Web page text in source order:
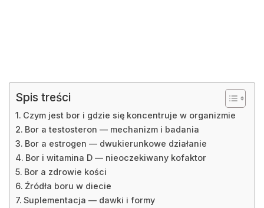
Spis treści
Czym jest bor i gdzie się koncentruje w organizmie
Bor a testosteron — mechanizm i badania
Bor a estrogen — dwukierunkowe działanie
Bor i witamina D — nieoczekiwany kofaktor
Bor a zdrowie kości
Źródła boru w diecie
Suplementacja — dawki i formy